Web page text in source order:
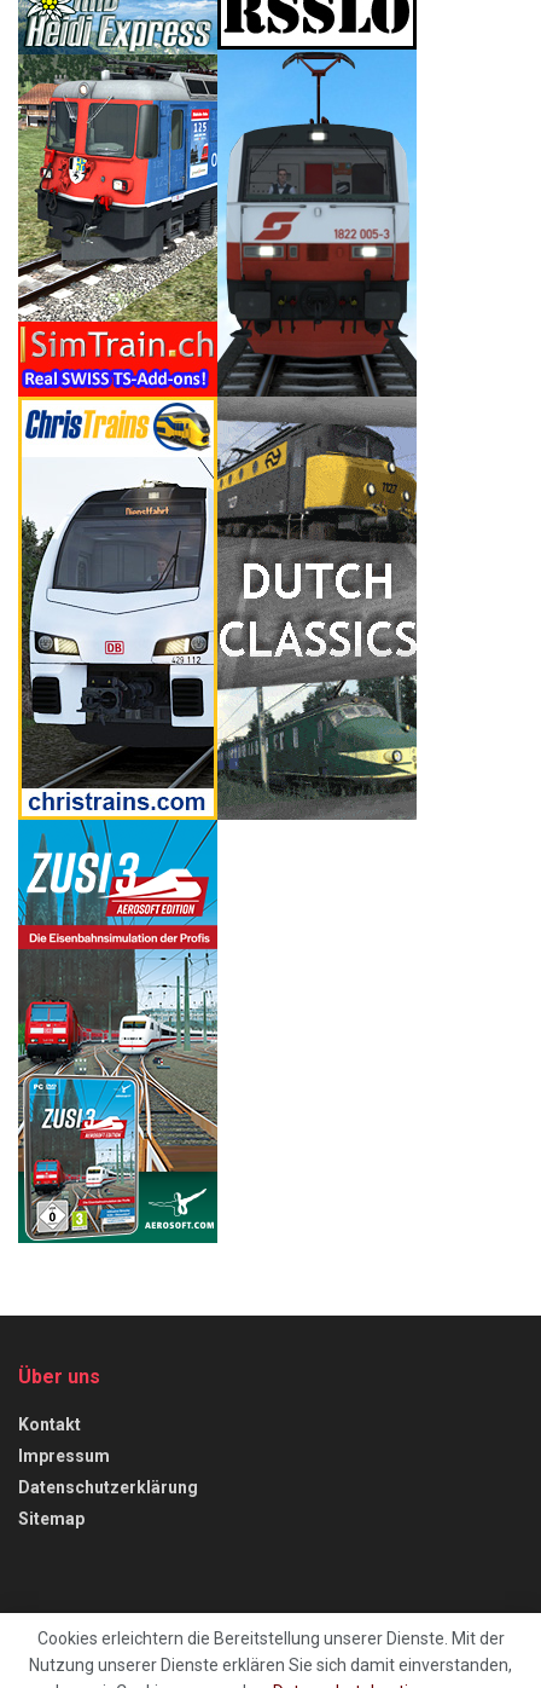
Über uns
Kontakt
Impressum
Datenschutzerklärung
Sitemap
Kontakt Impressum Datenschutzerklärung
Cookies erleichtern die Bereitstellung unserer Dienste. Mit der
Nutzung unserer Dienste erklären Sie sich damit einverstanden,